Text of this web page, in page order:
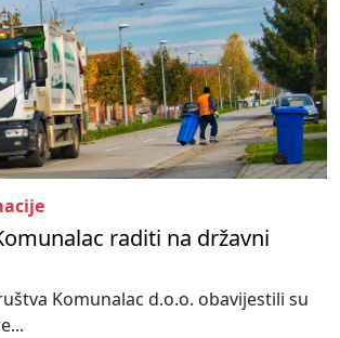
raditi na državni
Komunalac d.o.o. obavijestili su